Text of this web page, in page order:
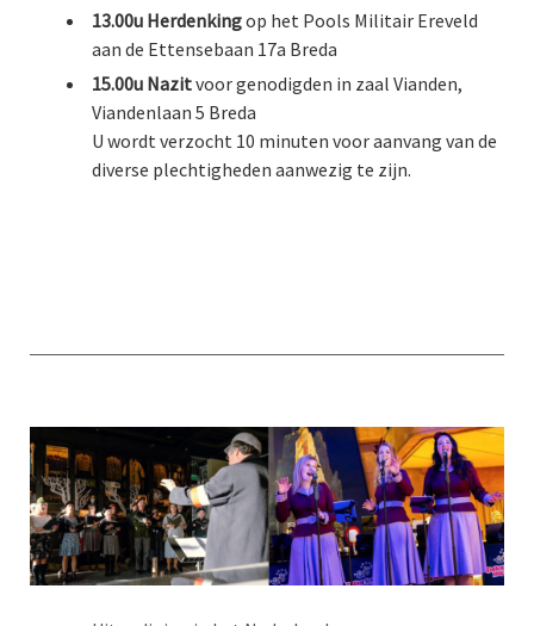
13.00u Herdenkingop het Pools Militair Ereveld
aan de Ettensebaan 17a Breda
15.00u Nazitvoor genodigden in zaal Vianden,
Viandenlaan 5 Breda
U wordt verzocht 10 minuten voor aanvang van de
diverse plechtigheden aanwezig te zijn.